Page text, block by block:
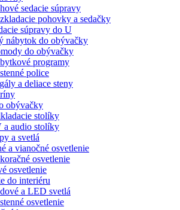
sedacie súpravy
pohovky a sedačky
súpravy do U
nábytok do obývačky
do obývačky
programy
police
a deliace steny
obývačky
stolíky
a audio stolíky
a svetlá
a vianočné osvetlenie
osvetlenie
osvetlenie
do interiéru
a LED svetlá
osvetlenie